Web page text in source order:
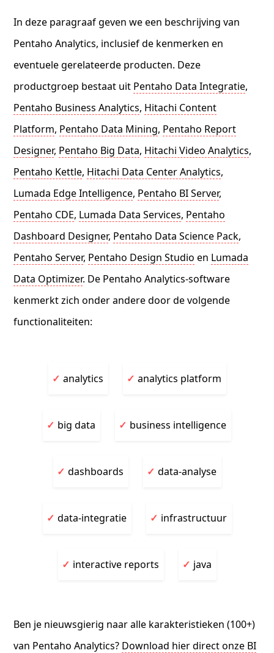
In deze paragraaf geven we een beschrijving van
Pentaho Analytics, inclusief de kenmerken en
eventuele gerelateerde producten. Deze
productgroep bestaat uit Pentaho Data Integratie,
Pentaho Business Analytics, Hitachi Content
Platform, Pentaho Data Mining, Pentaho Report
Designer, Pentaho Big Data, Hitachi Video Analytics,
Pentaho Kettle, Hitachi Data Center Analytics,
Lumada Edge Intelligence, Pentaho BI Server,
Pentaho CDE, Lumada Data Services, Pentaho
Dashboard Designer, Pentaho Data Science Pack,
Pentaho Server, Pentaho Design Studio en Lumada
Data Optimizer. De Pentaho Analytics-software
kenmerkt zich onder andere door de volgende
functionaliteiten:
analytics analytics platform
big data business intelligence
dashboards data-analyse
data-integratie infrastructuur
interactive reports java
Ben je nieuwsgierig naar alle karakteristieken (100+)
van Pentaho Analytics? Download hier direct onze BI